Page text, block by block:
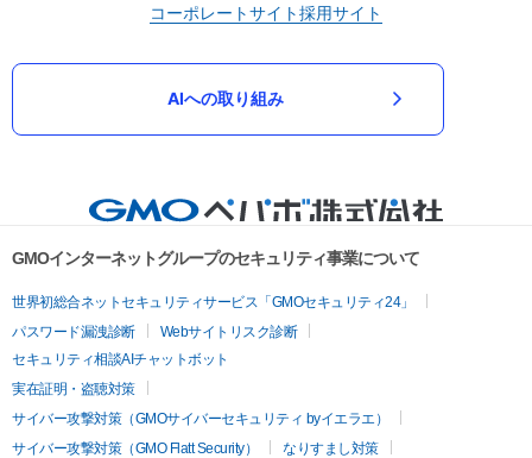
コーポレートサイト採用サイト
AIへの取り組み
GMOインターネットグループのセキュリティ事業について
世界初総合ネットセキュリティサービス「GMOセキュリティ24」
パスワード漏洩診断
Webサイトリスク診断
セキュリティ相談AIチャットボット
実在証明・盗聴対策
サイバー攻撃対策（GMOサイバーセキュリティ byイエラエ）
サイバー攻撃対策（GMO Flatt Security）
なりすまし対策